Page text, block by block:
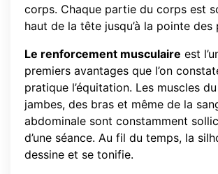
corps. Chaque partie du corps est
haut de la tête jusqu’à la pointe des
Le renforcement musculaire est
premiers avantages que l’on
pratique l’équitation. Les muscles
jambes, des bras et même de la
abdominale sont constamment
d’une séance. Au fil du temps, la
dessine et se tonifie.